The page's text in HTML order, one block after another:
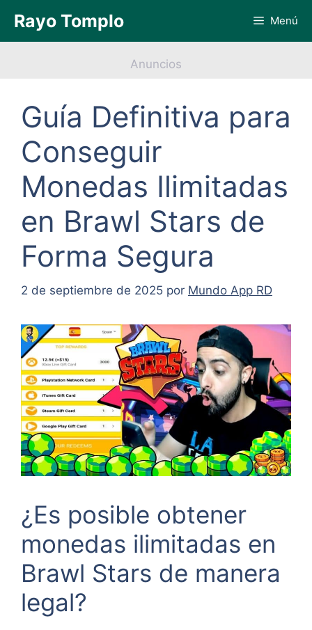
contenido
Rayo Tomplo Menú
Anuncios
Guía Definitiva para
Conseguir
Monedas Ilimitadas
en Brawl Stars de
Forma Segura
2 de septiembre de 2025 por Mundo App RD
¿Es posible obtener
monedas ilimitadas en
Brawl Stars de manera
legal?